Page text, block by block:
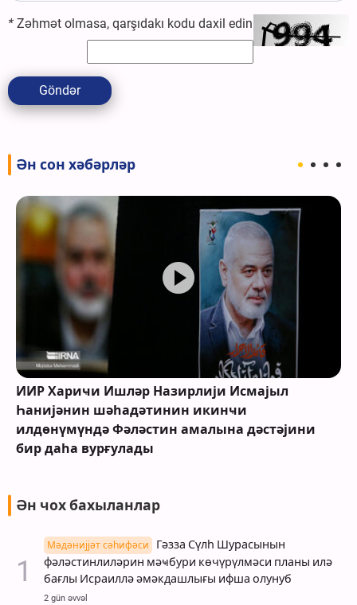
* Zəhmət olmasa, qarşıdakı kodu daxil edin
Göndər
Ән сон хәбәрләр
ИИР Хариҹи Ишләр Назирлији Исмајыл
Һанијәнин шәһадәтинин икинҹи
илдөнүмүндә Фәләстин амалына дәстәјини
бир даһа вурғулады
Ән чох бахыланлар
Мәдәнијјәт сәһифәси
Гәзза Сүлһ Шурасынын
фәләстинлиләрин мәҹбури көчүрүлмәси планы илә
бағлы Исраиллә әмәкдашлығы ифша олунуб
2 gün əvvəl